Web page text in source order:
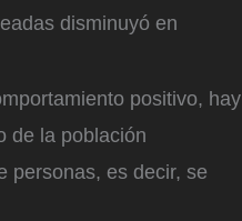
disminuyó en
positivo, hay
de la población
personas, es decir, se